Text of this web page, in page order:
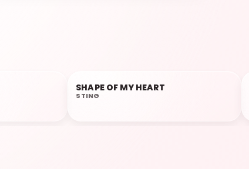
02:05
SHAPE OF MY HEART
STING